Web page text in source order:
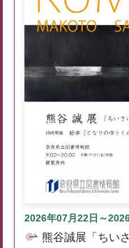
2026年07月22日～
熊谷誠展「ちい